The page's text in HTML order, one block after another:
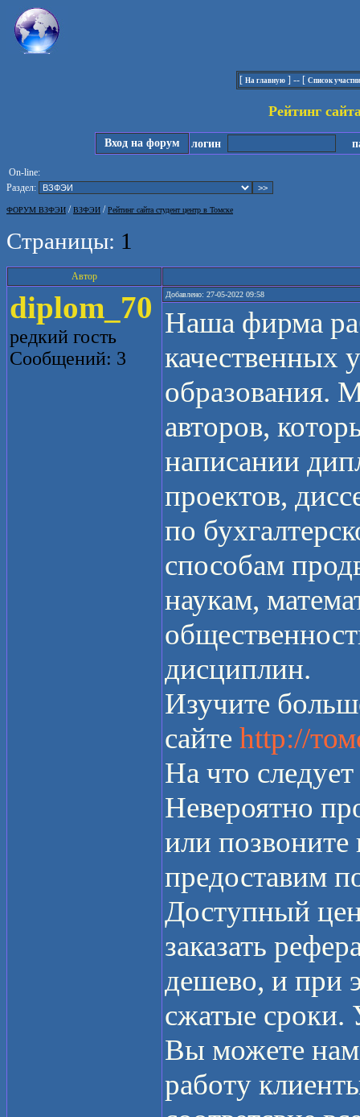
[ На главную ] -- [ Список
Рейтинг
Вход на форум логин
On-line:
Раздел:
ФОРУМ ВЗФЭИ /ВЗФЭИ /Рейтинг сайта студент центр в Томске
Страницы: 1
Автор
diplom_70
редкий гость
Сообщений: 3
Добавлено: 27-05-2022 09:58
Наша фирма
качественных
образования.
авторов,
написании
проектов,
по
способам
наукам,
дисциплин.
Изучите
сайте http://
На что
Невероятно
или
предоставим
Доступный
заказать
дешево, и при
сжатые сроки.
Вы можете нам
работу